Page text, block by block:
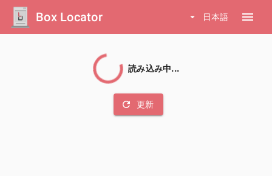
Box Locator arrow_drop_down 日本語 menu
読み込み中...
refresh 更新